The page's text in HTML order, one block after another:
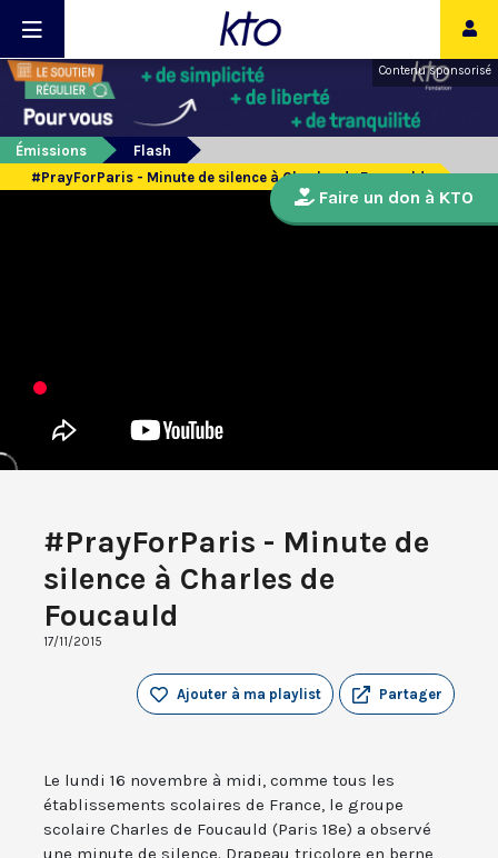
Contenu sponsorisé
Émissions
Flash
#PrayForParis - Minute de silence à Charles de Foucauld
#PrayForParis - Minute de
silence à Charles de
Foucauld
17/11/2015
Partager
Ajouter à ma playlist
Le lundi 16 novembre à midi, comme tous les
établissements scolaires de France, le groupe
scolaire Charles de Foucauld (Paris 18e) a observé
une minute de silence. Drapeau tricolore en berne,
Faire un don à KTO